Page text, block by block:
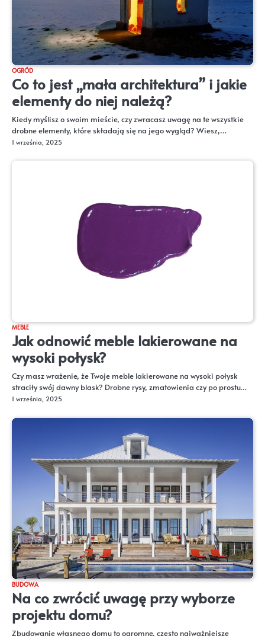
OGRÓD
Co to jest „mała architektura” i jakie
elementy do niej należą?
Kiedy myślisz o swoim mieście, czy zwracasz uwagę na te wszystkie
drobne elementy, które składają się na jego wygląd? Wiesz,…
1 września, 2025
MEBLE
Jak odnowić meble lakierowane na
wysoki połysk?
Czy masz wrażenie, że Twoje meble lakierowane na wysoki połysk
straciły swój dawny blask? Drobne rysy, zmatowienia czy po prostu…
1 września, 2025
BUDOWA
Na co zwrócić uwagę przy wyborze
projektu domu?
Zbudowanie własnego domu to ogromne, często najważniejsze